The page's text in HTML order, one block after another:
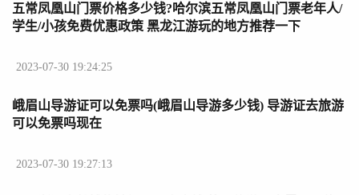
五常凤凰山门票价格多少钱?哈尔滨五常凤凰山门票老年人/
学生/小孩免费优惠政策 黑龙江游玩的地方推荐一下
2023-07-30 19:24:25
峨眉山导游证可以免票吗(峨眉山导游多少钱) 导游证去旅游
可以免票吗现在
2023-07-30 19:27:13